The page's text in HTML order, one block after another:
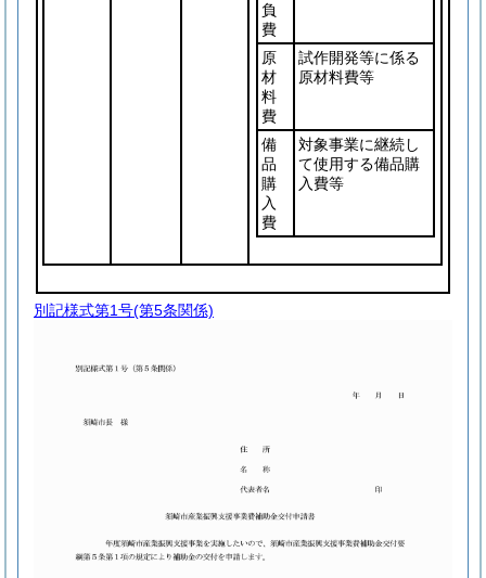
負
費
原
材
料
費
試作開発等に係る
原材料費等
備
品
購
入
費
対象事業に継続し
て使用する備品購
入費等
別記様式第1号(第5条関係)